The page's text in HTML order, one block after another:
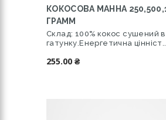
КОКОСОВА МАННА
ГРАММ
Склад: 100% кокос сушений
гатунку.Енергетична цінніст..
255.00 ₴